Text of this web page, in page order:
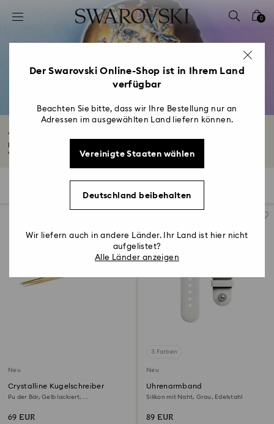
Liste Tastaturkürzel
2 - Footer
4 - Suchergebnisse
0
Accessoires mit Kristallen
verziert...
Neu
Crystalline Kugelschreiber
Pu der Bär, Gelb lackiert,
69 EUR
3 Farben
Neu
Uhrenarmband
Silikon mit Naht, Grau, Edelstahl
89 EUR
Der Swarovski Online-Shop ist in Ihrem Land
verfügbar
Beachten Sie bitte, dass wir Ihre Bestellung nur an
Adressen im ausgewählten Land liefern können.
Vereinigte Staaten wählen
Deutschland beibehalten
Wir liefern auch in andere Länder. Ihr Land ist hier nicht
aufgelistet?
Alle Länder anzeigen